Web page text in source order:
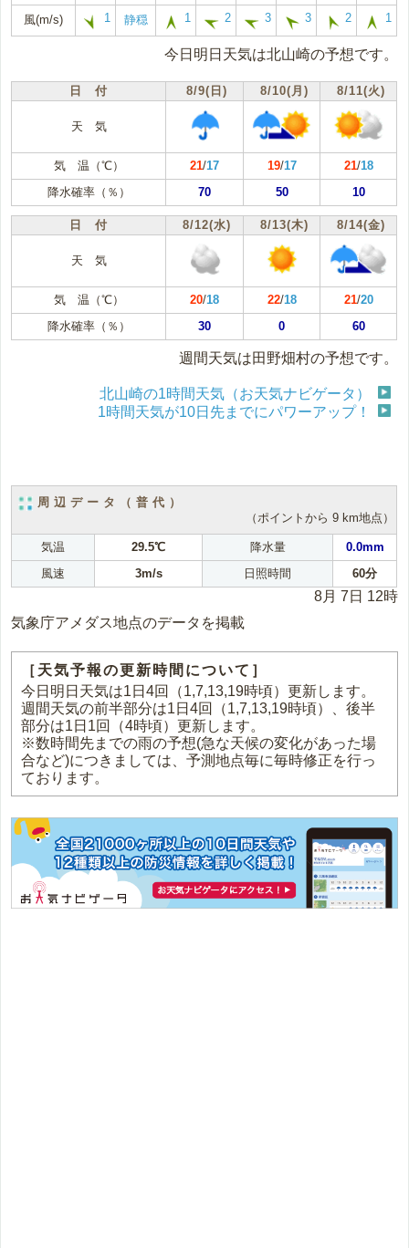
風(m/s) 1 静穏 1 2 3 3 2 1
今日明日天気は北山崎の予想です。
日 付 8/9(日) 8/10(月) 8/11(火)
天 気
気 温（℃） 21/17 19/17 21/18
降水確率（％）
70 50 10
日 付 8/12(水) 8/13(木) 8/14(金)
天 気
気 温（℃） 20/18 22/18 21/20
降水確率（％）
30 0 60
週間天気は田野畑村の予想です。
北山崎の1時間天気（お天気ナビゲータ）
1時間天気が10日先までにパワーアップ！
周辺データ（普代）
（ポイントから 9 km地点）
気温 29.5℃ 降水量
0.0mm
風速
3m/s 日照時間 60分
8月 7日 12時
気象庁アメダス地点のデータを掲載
［天気予報の更新時間について］
今日明日天気は1日4回（1,7,13,19時頃）更新します。
週間天気の前半部分は1日4回（1,7,13,19時頃）、後半
部分は1日1回（4時頃）更新します。
※数時間先までの雨の予想(急な天候の変化があった場
合など)につきましては、予測地点毎に毎時修正を行っ
ております。